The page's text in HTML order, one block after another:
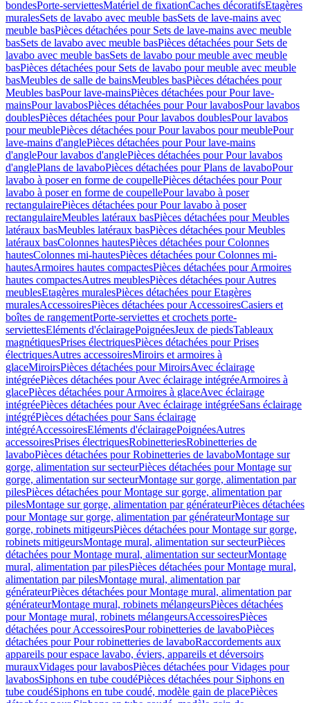
bondesPorte-serviettesMatériel de fixationCaches décoratifsEtagères
muralesSets de lavabo avec meuble basSets de lave-mains avec
meuble basPièces détachées pour Sets de lave-mains avec meuble
basSets de lavabo avec meuble basPièces détachées pour Sets de
lavabo avec meuble basSets de lavabo pour meuble avec meuble
basPièces détachées pour Sets de lavabo pour meuble avec meuble
basMeubles de salle de bainsMeubles basPièces détachées pour
Meubles basPour lave-mainsPièces détachées pour Pour lave-
mainsPour lavabosPièces détachées pour Pour lavabosPour lavabos
doublesPièces détachées pour Pour lavabos doublesPour lavabos
pour meublePièces détachées pour Pour lavabos pour meublePour
lave-mains d'anglePièces détachées pour Pour lave-mains
d'anglePour lavabos d'anglePièces détachées pour Pour lavabos
d'anglePlans de lavaboPièces détachées pour Plans de lavaboPour
lavabo à poser en forme de coupellePièces détachées pour Pour
lavabo à poser en forme de coupellePour lavabo à poser
rectangulairePièces détachées pour Pour lavabo à poser
rectangulaireMeubles latéraux basPièces détachées pour Meubles
latéraux basMeubles latéraux basPièces détachées pour Meubles
latéraux basColonnes hautesPièces détachées pour Colonnes
hautesColonnes mi-hautesPièces détachées pour Colonnes mi-
hautesArmoires hautes compactesPièces détachées pour Armoires
hautes compactesAutres meublesPièces détachées pour Autres
meublesEtagères muralesPièces détachées pour Etagères
muralesAccessoiresPièces détachées pour AccessoiresCasiers et
boîtes de rangementPorte-serviettes et crochets porte-
serviettesEléments d'éclairagePoignéesJeux de piedsTableaux
magnétiquesPrises électriquesPièces détachées pour Prises
électriquesAutres accessoiresMiroirs et armoires à
glaceMiroirsPièces détachées pour MiroirsAvec éclairage
intégréePièces détachées pour Avec éclairage intégréeArmoires à
glacePièces détachées pour Armoires à glaceAvec éclairage
intégréePièces détachées pour Avec éclairage intégréeSans éclairage
intégréPièces détachées pour Sans éclairage
intégréAccessoiresEléments d'éclairagePoignéesAutres
accessoiresPrises électriquesRobinetteriesRobinetteries de
lavaboPièces détachées pour Robinetteries de lavaboMontage sur
gorge, alimentation sur secteurPièces détachées pour Montage sur
gorge, alimentation sur secteurMontage sur gorge, alimentation par
pilesPièces détachées pour Montage sur gorge, alimentation par
pilesMontage sur gorge, alimentation par générateurPièces détachées
pour Montage sur gorge, alimentation par générateurMontage sur
gorge, robinets mitigeursPièces détachées pour Montage sur gorge,
robinets mitigeursMontage mural, alimentation sur secteurPièces
détachées pour Montage mural, alimentation sur secteurMontage
mural, alimentation par pilesPièces détachées pour Montage mural,
alimentation par pilesMontage mural, alimentation par
générateurPièces détachées pour Montage mural, alimentation par
générateurMontage mural, robinets mélangeursPièces détachées
pour Montage mural, robinets mélangeursAccessoiresPièces
détachées pour AccessoiresPour robinetteries de lavaboPièces
détachées pour Pour robinetteries de lavaboRaccordements aux
appareils pour espace lavabo, éviers, appareils et déversoirs
murauxVidages pour lavabosPièces détachées pour Vidages pour
lavabosSiphons en tube coudéPièces détachées pour Siphons en
tube coudéSiphons en tube coudé, modèle gain de placePièces